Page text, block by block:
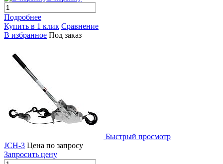
Подробнее
Купить в 1 клик Сравнение
В избранное Под заказ
Быстрый просмотр
JCH-3 Цена по запросу
Запросить цену